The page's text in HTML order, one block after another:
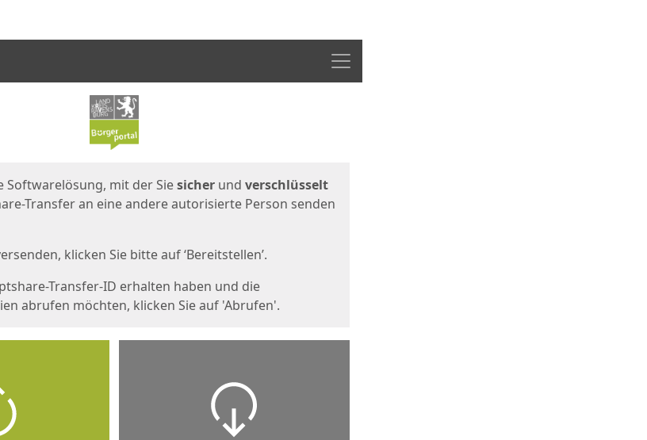
Menü
Softwarelösung, mit der Siesicher und verschlüsselt
Transfer an eine andere autorisierte Person senden
klicken Sie bitte auf ‘Bereitstellen’.
Transfer-ID erhalten haben und die
abrufen möchten, klicken Sie auf 'Abrufen'.